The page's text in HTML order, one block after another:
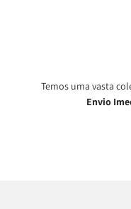
Temos uma vasta
Envio